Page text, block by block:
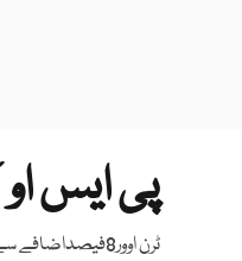
پی ایس او کو
ٹرن اوور8فیصداضافے سے1295ارب روپے،مجموعی مارکیٹ شیئر64.3فیصد رہا